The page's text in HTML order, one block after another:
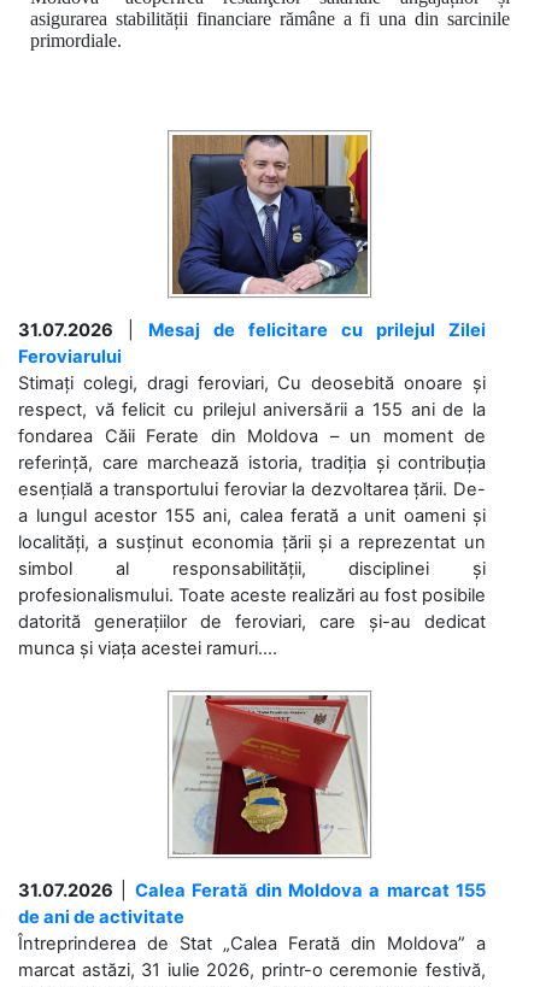
asigurarea stabilității financiare rămâne a fi una din sarcinile
primordiale.
31.07.2026
Mesaj de felicitare cu prilejul Zilei
Feroviarului
Stimați colegi, dragi feroviari, Cu deosebită onoare și
respect, vă felicit cu prilejul aniversării a 155 ani de la
fondarea Căii Ferate din Moldova – un moment de
referință, care marchează istoria, tradiția și contribuția
esențială a transportului feroviar la dezvoltarea țării. De-
a lungul acestor 155 ani, calea ferată a unit oameni și
localități, a susținut economia țării și a reprezentat un
simbol al responsabilității, disciplinei și
profesionalismului. Toate aceste realizări au fost posibile
datorită generațiilor de feroviari, care și-au dedicat
munca și viața acestei ramuri....
31.07.2026
Calea Ferată din Moldova a marcat 155
de ani de activitate
Întreprinderea de Stat „Calea Ferată din Moldova” a
marcat astăzi, 31 iulie 2026, printr-o ceremonie festivă,